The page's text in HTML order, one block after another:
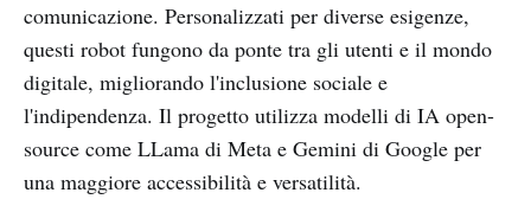
comunicazione. Personalizzati per diverse esigenze,
questi robot fungono da ponte tra gli utenti e il mondo
digitale, migliorando l'inclusione sociale e
l'indipendenza. Il progetto utilizza modelli di IA open-
source come LLama di Meta e Gemini di Google per
una maggiore accessibilità e versatilità.